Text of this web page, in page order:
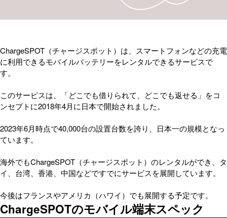
ChargeSPOT（チャージスポット）は、スマートフォンなどの充電
に利用できるモバイルバッテリーをレンタルできるサービスで
す。
このサービスは、「どこでも借りられて、どこでも返せる」をコ
ンセプトに2018年4月に日本で開始されました。
2023年6月時点で40,000台の設置台数を誇り、日本一の規模となっ
ています。
海外でもChargeSPOT（チャージスポット）のレンタルができ、タ
イ、台湾、香港、中国などですでにサービスを展開しています。
今後はフランスやアメリカ（ハワイ）でも展開する予定です。
ChargeSPOTのモバイル端末スペック